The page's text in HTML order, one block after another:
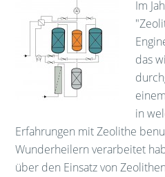
Im
das
in
Erfahrungen mit Zeolithe
Wunderheilern verarbeitet
über den Einsatz von